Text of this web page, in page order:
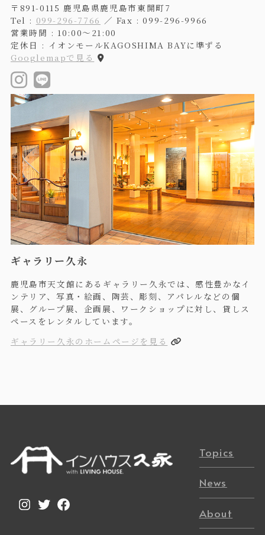
〒891-0115 鹿児島県鹿児島市東開町7
Tel : 099-296-7766 ／ Fax : 099-296-9966
営業時間 : 10:00〜21:00
定休日 : イオンモールKAGOSHIMA BAYに準ずる
Googlemapで見る
ギャラリー久永
鹿児島市天文館にあるギャラリー久永では、感性豊かなイ
ンテリア、写真・絵画、陶芸、彫刻、アパレルなどの個
展、グループ展、企画展、ワークショップに対し、貸しス
ペースをレンタルしています。
ギャラリー久永のホームページを見る
Instagram
TwitterFacebook
Topics
News
About